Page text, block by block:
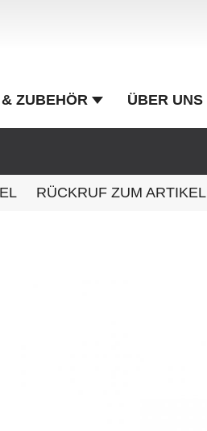
ZUBEHÖR ÜBER UNS
RÜCKRUF ZUM ARTIKEL